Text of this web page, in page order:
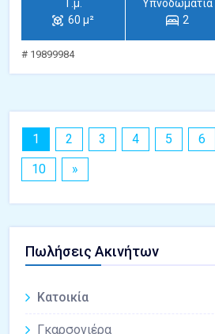
Τ.μ.
60 μ²
Υπνοδωμάτια
2
# 19899984
1 2 3 4 5 6
10
»
Πωλήσεις Ακινήτων
Κατοικία
Γκαρσονιέρα